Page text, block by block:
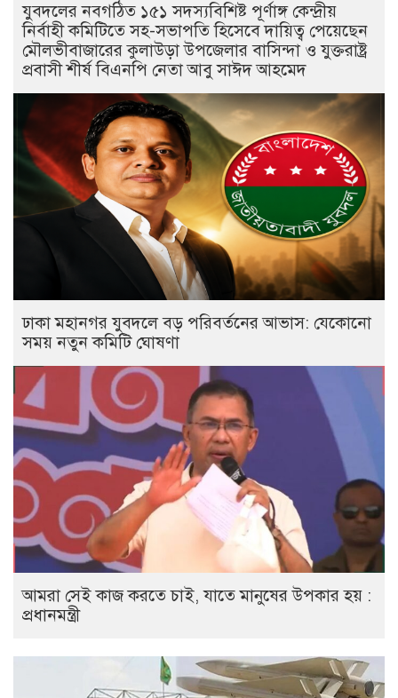
যুবদলের নবগঠিত ১৫১ সদস্যবিশিষ্ট পূর্ণাঙ্গ কেন্দ্রীয়
নির্বাহী কমিটিতে সহ-সভাপতি হিসেবে দায়িত্ব পেয়েছেন
মৌলভীবাজারের কুলাউড়া উপজেলার বাসিন্দা ও যুক্তরাষ্ট্র
প্রবাসী শীর্ষ বিএনপি নেতা আবু সাঈদ আহমেদ
ঢাকা মহানগর যুবদলে বড় পরিবর্তনের আভাস: যেকোনো
সময় নতুন কমিটি ঘোষণা
আমরা সেই কাজ করতে চাই, যাতে মানুষের উপকার হয় :
প্রধানমন্ত্রী